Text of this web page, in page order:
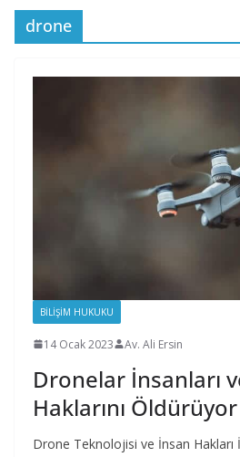
drone
BILIŞIM HUKUKU
14 Ocak 2023 Av. Ali Ersin
Dronelar İnsanları
Haklarını
Drone Teknolojisi ve İnsan Hakları